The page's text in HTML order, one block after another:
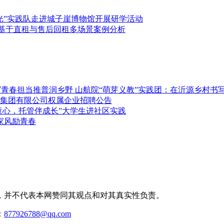
践队走进城子崖博物馆开展研学活动
于直租与售后回租多场景案例分析
推普润乡野 山航院“萌芽义教”实践团：在沂源乡村书
团有限公司权属企业招聘公告
心，托管伴成长”大学生进社区实践
风励青春
不代表本网赞同其观点和对其真实性负责。
877926788@qq.com